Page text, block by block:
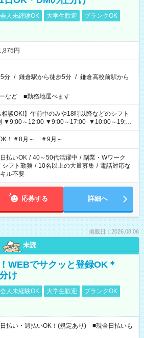
人未経験OK 大学生歓迎
ブランクOK
円
分 / 鎌倉駅から徒歩5分 / 鎌倉高校前駅から
など ■勤務地選べます
相談OK!】午前中のみや18時以降などのシフト
▼9:00～12:00 ▼9:00～17:00 ▼10:00～19:00
！＃8月～ ＃9月～
日払いOK / 40～50代活躍中 / 副業・Wワーク
シフト勤務 / 10名以上の大量募集 / 電話対応な
ル不要
応募する 詳細へ
掲載日：2026.08.06
未読
WEBでサクッと登録OK＊
け
人未経験OK 大学生歓迎
ブランクOK
払い・週払いOK！(規定あり) ■現金日払いも